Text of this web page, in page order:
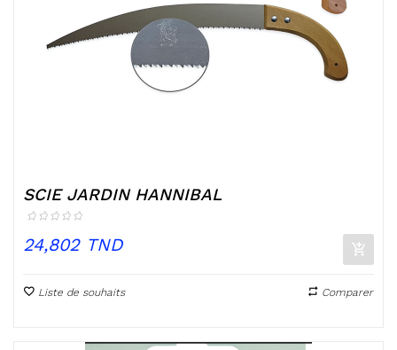
SCIE JARDIN HANNIBAL
Prix
24,802 TND
Liste de souhaits Comparer